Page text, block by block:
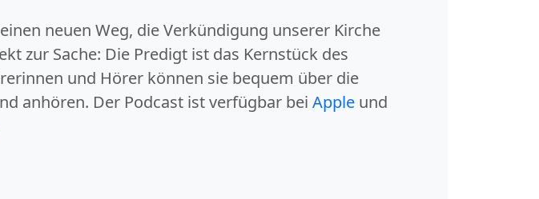
neuen Weg, die Verkündigung unserer Kirche
zur Sache: Die Predigt ist das Kernstück des
und Hörer können sie bequem über die
anhören. Der Podcast ist verfügbar bei Apple und